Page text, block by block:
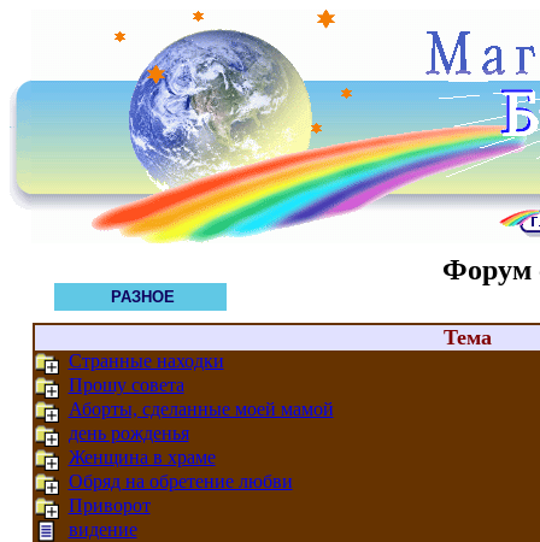
РАЗНОЕ
Форум
Тема
Странные находки
Прошу совета
Аборты, сделанные моей мамой
день рожденья
Женщина в храме
Обряд на обретение любви
Приворот
видение